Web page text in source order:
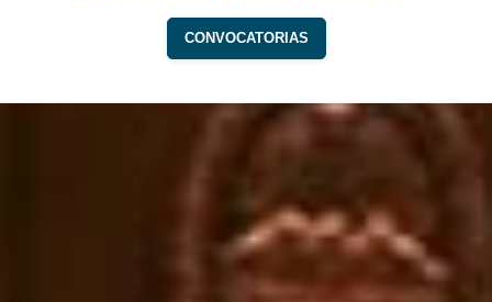
CONVOCATORIAS